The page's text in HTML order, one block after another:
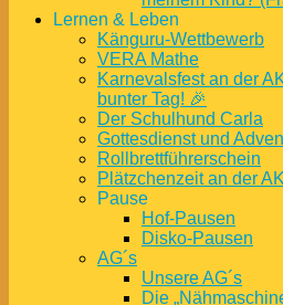
Lernen & Leben
Känguru-Wettbewerb
VERA Mathe
Karnevalsfest an der
bunter Tag! 🎉
Der Schulhund Carla
Gottesdienst und
Rollbrettführerschein
Plätzchenzeit an der
Pause
Hof-Pausen
Disko-Pausen
AG´s
Unsere AG´s
Die